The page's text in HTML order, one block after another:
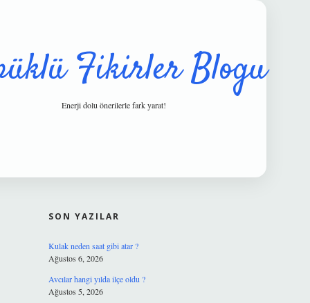
Fikirler Blogu
Enerji dolu önerilerle fark yarat!
SON YAZILAR
Kulak neden saat gibi atar ?
Ağustos 6, 2026
Avcılar hangi yılda ilçe oldu ?
Ağustos 5, 2026